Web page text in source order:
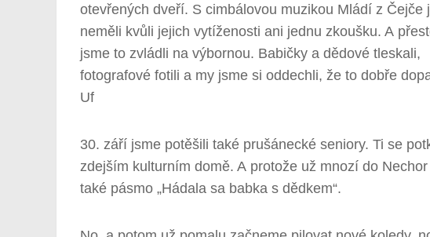
otevřených dveří. S cimbálovou muzikou Mládí z Čejče
neměli kvůli jejich vytíženosti ani jednu zkoušku. A
jsme to zvládli na výbornou. Babičky a dědové tleskali,
fotografové fotili a my jsme si oddechli, že to dobře
Uf
30. září jsme potěšili také prušánecké seniory. Ti se
zdejším kulturním domě. A protože už mnozí do
také pásmo „Hádala sa babka s dědkem“.